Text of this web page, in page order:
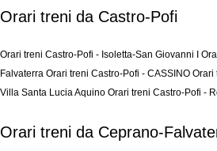
Orari treni da Castro-Pofi
Orari treni Castro-Pofi - Isoletta-San Giovanni I
Falvaterra Orari treni Castro-Pofi - CASSINO Orari
Villa Santa Lucia Aquino Orari treni Castro-Pofi -
Orari treni da Ceprano-